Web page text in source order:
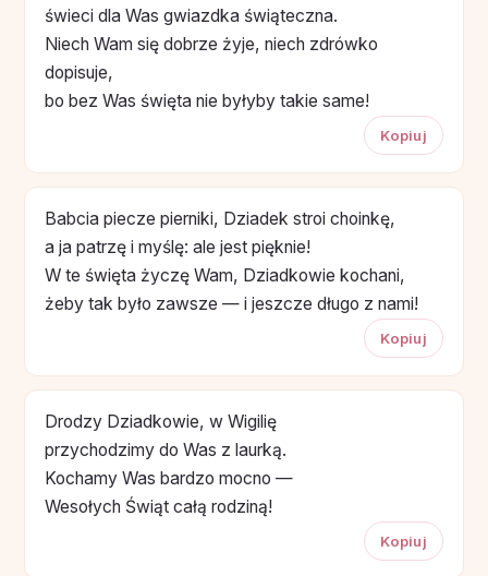
świeci dla Was gwiazdka świąteczna.
Niech Wam się dobrze żyje, niech zdrówko
dopisuje,
bo bez Was święta nie byłyby takie same!
Kopiuj
Babcia piecze pierniki, Dziadek stroi choinkę,
a ja patrzę i myślę: ale jest pięknie!
W te święta życzę Wam, Dziadkowie kochani,
żeby tak było zawsze — i jeszcze długo z nami!
Kopiuj
Drodzy Dziadkowie, w Wigilię
przychodzimy do Was z laurką.
Kochamy Was bardzo mocno —
Wesołych Świąt całą rodziną!
Kopiuj